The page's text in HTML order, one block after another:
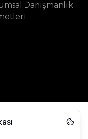
Danışmanlık